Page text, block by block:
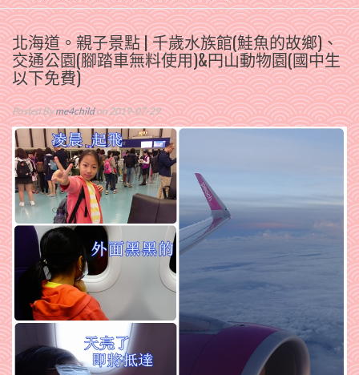
北海道。親子景點 | 千歲水族館(鮭魚的故鄉)、
交通公園(腳踏車無料使用)&円山動物園(國中生
以下免費)
Posted Byme4childon 2019-07-29